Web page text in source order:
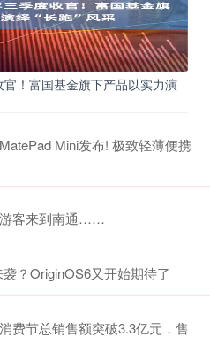
！富国基金旗下产品以实力演
Mini发布! 极致轻薄便携
游客来到南通……
？OriginOS6又开始期待了
费节总销售额突破3.3亿元，售